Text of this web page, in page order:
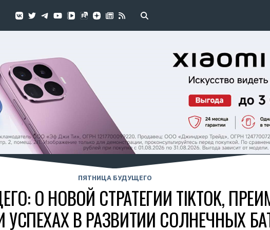
ПЯТНИЦА БУДУЩЕГО
О НОВОЙ СТРАТЕГИИ TIKTOK,
УСПЕХАХ В РАЗВИТИИ СОЛНЕЧНЫХ